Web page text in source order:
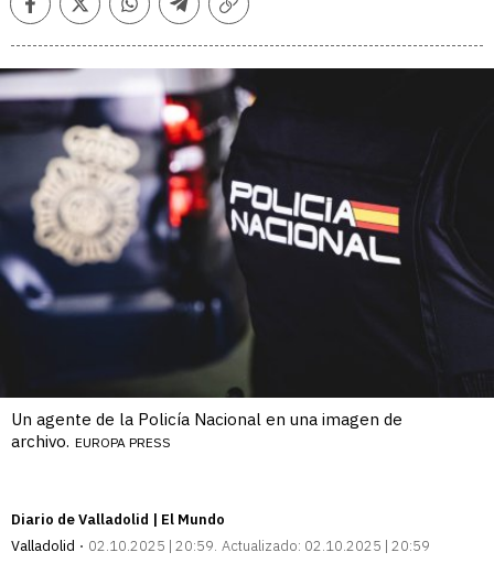
FacebookTwitterWhatsappTelegramCopiar
Un agente de la Policía Nacional en una imagen de
archivo. EUROPA PRESS
Diario de Valladolid | El Mundo
Valladolid
02.10.2025 | 20:59 Actualizado: 02.10.2025 | 20:59